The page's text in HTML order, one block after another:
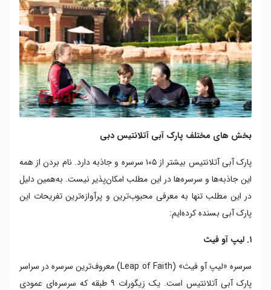
بخش های مختلف پارک آبی آتلانتیس دبی
پارک آبی آتلانتیس بیشتر از ۱۰۵ سرسره و جاذبه دارد. نام بردن از همه
این جاذبه‌ها و سرسره‌ها در این مطلب امکان‌پذیر نیست. به‌همین دلیل
در این مطلب تنها به معرفی محبوب‌ترین و پرآوازه‌ترین تفریحات این
پارک آبی بسنده کرده‌ایم:
۱. لیپ آو فیث
سرسره «لیپ آو فیث»‌ (Leap of Faith) معروف‌ترین سرسره در سراسر
پارک آبی آتلانتیس است. یک زیگورات ۹ طبقه که سرسره‌ای عمودی